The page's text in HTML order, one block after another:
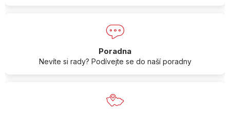
Poradna
Nevíte si rady? Podívejte se do naší poradny